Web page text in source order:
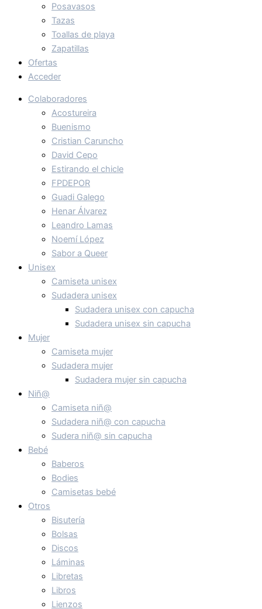
Posavasos
Tazas
Toallas de playa
Zapatillas
Ofertas
Acceder
Colaboradores
Acostureira
Buenismo
Cristian Caruncho
David Cepo
Estirando el chicle
FPDEPOR
Guadi Galego
Henar Álvarez
Leandro Lamas
Noemí López
Sabor a Queer
Unisex
Camiseta unisex
Sudadera unisex
Sudadera unisex con capucha
Sudadera unisex sin capucha
Mujer
Camiseta mujer
Sudadera mujer
Sudadera mujer sin capucha
Niñ@
Camiseta niñ@
Sudadera niñ@ con capucha
Sudera niñ@ sin capucha
Bebé
Baberos
Bodies
Camisetas bebé
Otros
Bisutería
Bolsas
Discos
Láminas
Libretas
Libros
Lienzos